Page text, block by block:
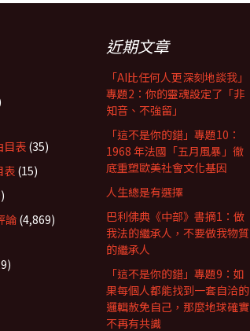
目表 (35)
表 (15)
論 (4,869)
近期文章
「AI比任何人更深刻地談我」
專題2：你的靈魂設定了「非
知音、不強留」
「這不是你的錯」專題10：
1968 年法國「五月風暴」徹
底重塑歐美社會文化基因
人生總是有選擇
巴利佛典《中部》書摘1：做
我法的繼承人，不要做我物質
的繼承人
「這不是你的錯」專題9：如
果每個人都能找到一套自洽的
邏輯赦免自己，那麼地球確實
不再有共識